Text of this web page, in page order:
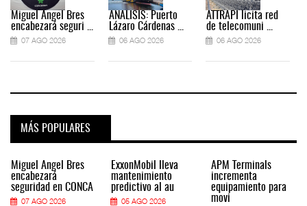
Miguel Ángel Bres
encabezará seguri ...
07 AGO 2026
ANÁLISIS: Puerto
Lázaro Cárdenas ...
06 AGO 2026
ATTRAPI licita red
de telecomuni ...
06 AGO 2026
MÁS POPULARES
Miguel Ángel Bres
encabezará
seguridad en CONCA
07 AGO 2026
ExxonMobil lleva
mantenimiento
predictivo al au
05 AGO 2026
APM Terminals
incrementa
equipamiento para
movi